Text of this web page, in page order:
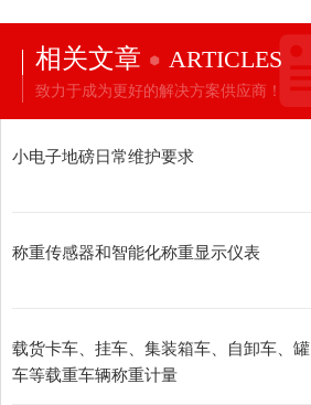
相关文章 ARTICLES
致力于成为更好的解决方案供应商！
小电子地磅日常维护要求
称重传感器和智能化称重显示仪表
载货卡车、挂车、集装箱车、自卸车、罐
车等载重车辆称重计量